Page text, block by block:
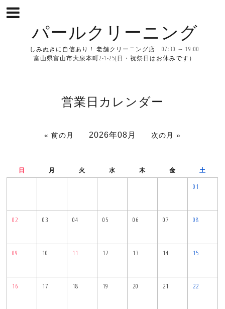
パールクリーニング
しみぬきに自信あり！ 老舗クリーニング店 07:30 ～ 19:00
富山県富山市大泉本町2-1-25(日・祝祭日はお休みです）
営業日カレンダー
« 前の月 2026年08月 次の月 »
日 月 火 水 木 金 土
01
02 03 04 05 06 07 08
09 10 11 12 13 14 15
16 17 18 19 20 21 22